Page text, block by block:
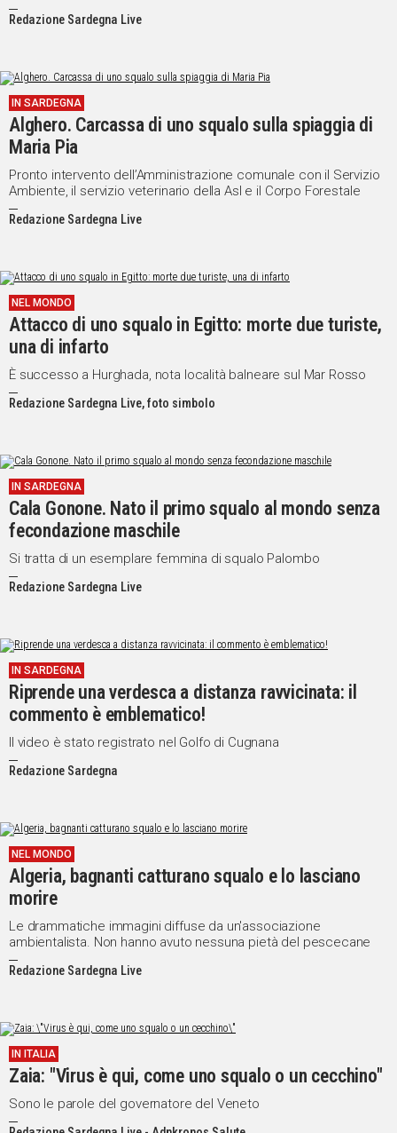
Redazione Sardegna Live
IN SARDEGNA
Alghero. Carcassa di uno squalo sulla spiaggia di
Maria Pia
Pronto intervento dell’Amministrazione comunale con il Servizio
Ambiente, il servizio veterinario della Asl e il Corpo Forestale
Redazione Sardegna Live
NEL MONDO
Attacco di uno squalo in Egitto: morte due turiste,
una di infarto
È successo a Hurghada, nota località balneare sul Mar Rosso
Redazione Sardegna Live, foto simbolo
IN SARDEGNA
Cala Gonone. Nato il primo squalo al mondo senza
fecondazione maschile
Si tratta di un esemplare femmina di squalo Palombo
Redazione Sardegna Live
IN SARDEGNA
Riprende una verdesca a distanza ravvicinata: il
commento è emblematico!
Il video è stato registrato nel Golfo di Cugnana
Redazione Sardegna
NEL MONDO
Algeria, bagnanti catturano squalo e lo lasciano
morire
Le drammatiche immagini diffuse da un'associazione
ambientalista. Non hanno avuto nessuna pietà del pescecane
Redazione Sardegna Live
IN ITALIA
Zaia: "Virus è qui, come uno squalo o un cecchino"
Sono le parole del governatore del Veneto